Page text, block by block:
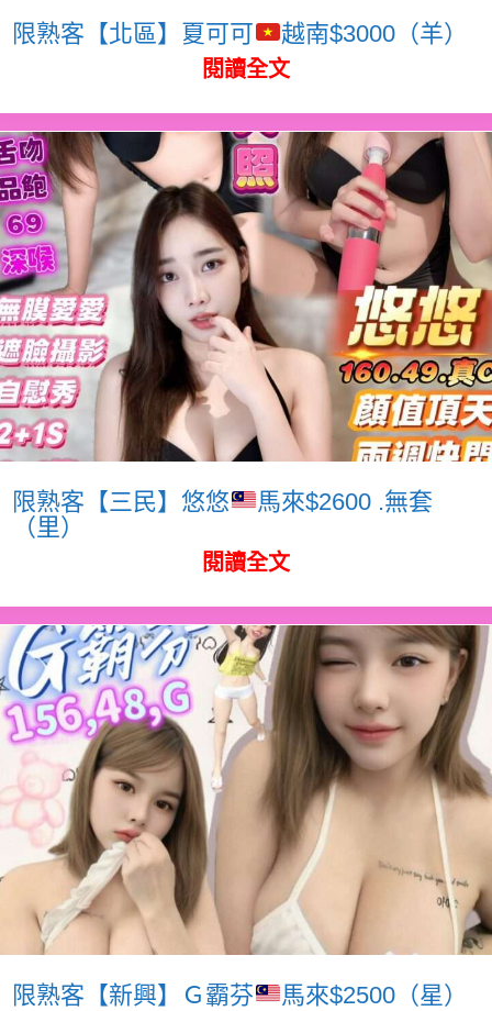
限熟客【北區】夏可可 越南$3000（羊）
閱讀全文
限熟客【三民】悠悠
馬來$2600 .無套
（里）
閱讀全文
限熟客【新興】Ｇ霸芬 馬來$2500（星）